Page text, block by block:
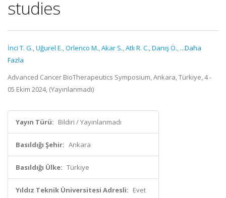
studies
İnci T. G.,Uğurel E.,Orlenco M.,Akar S.,Atlı R. C.,Danış Ö., ...Daha
Fazla
Advanced Cancer BioTherapeutics Symposium, Ankara, Türkiye, 4 -
05 Ekim 2024, (Yayınlanmadı)
Yayın Türü: Bildiri / Yayınlanmadı
Basıldığı Şehir: Ankara
Basıldığı Ülke: Türkiye
Yıldız Teknik Üniversitesi Adresli: Evet